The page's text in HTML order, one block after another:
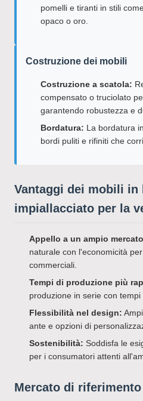
pomelli e tiranti in stili
opaco o oro.
Costruzione dei mobili
Costruzione a scatola:
compensato o truciolato
garantendo robustezza e
Bordatura: La bordatura
bordi puliti e rifiniti che
Vantaggi dei mobili in
impiallacciato per la
Appello a un ampio
naturale con l'economicità
commerciali.
Tempi di produzione più
produzione in serie con tempi
Flessibilità nel design:
ante e opzioni di
Sostenibilità: Soddisfa le
per i consumatori attenti
Mercato di